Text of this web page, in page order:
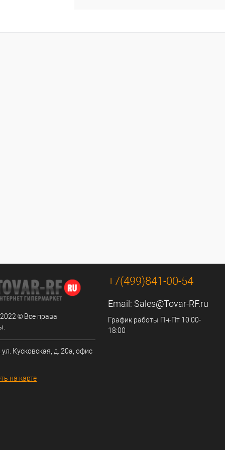
© Все права
ул. Кусковская, д. 20а, офис
на карте
+7(499)841-00-54
Email: Sales@Tovar-RF.ru
График работы Пн-Пт 10:00-
18:00